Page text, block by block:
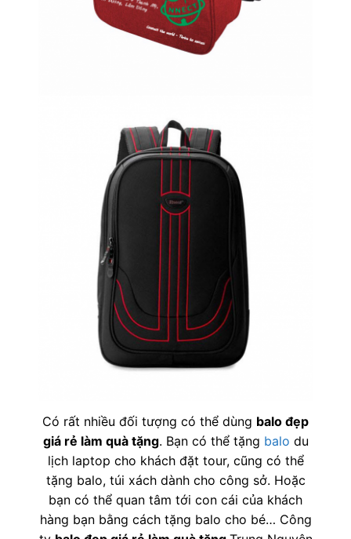
Có rất nhiều đối tượng có thể dùng balo đẹp
giá rẻ làm quà tặng. Bạn có thể tặng balo du
lịch laptop cho khách đặt tour, cũng có thể
tặng balo, túi xách dành cho công sở. Hoặc
bạn có thể quan tâm tới con cái của khách
hàng bạn bằng cách tặng balo cho bé… Công